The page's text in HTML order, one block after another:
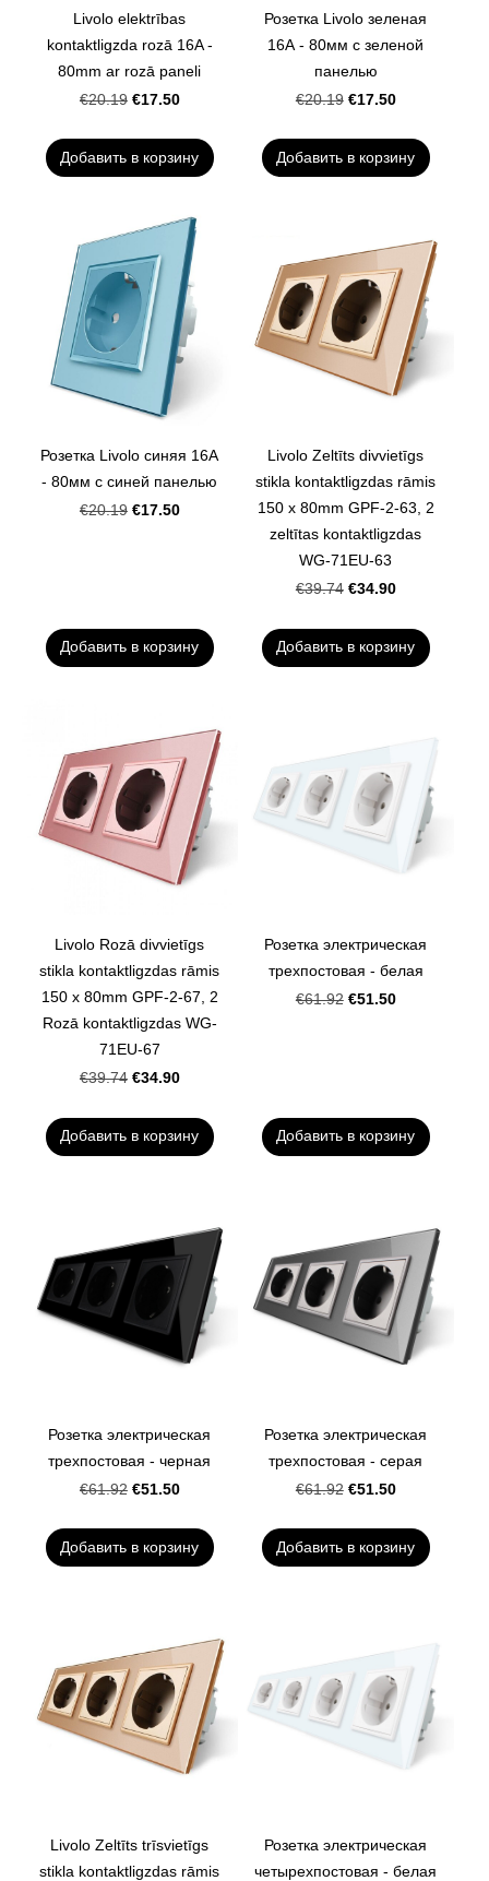
Livolo elektrības
kontaktligzda rozā 16A -
80mm ar rozā paneli
€20.19 €17.50
Добавить в корзину
Розетка Livolo зеленая
16А - 80мм с зеленой
панелью
€20.19 €17.50
Добавить в корзину
Розетка Livolo синяя 16А
- 80мм с синей панелью
€20.19 €17.50
Добавить в корзину
Livolo Zeltīts divvietīgs
stikla kontaktligzdas rāmis
150 x 80mm GPF-2-63, 2
zeltītas kontaktligzdas
WG-71EU-63
€39.74 €34.90
Добавить в корзину
Livolo Rozā divvietīgs
stikla kontaktligzdas rāmis
150 x 80mm GPF-2-67, 2
Rozā kontaktligzdas WG-
71EU-67
€39.74 €34.90
Добавить в корзину
Розетка электрическая
трехпостовая - белая
€61.92 €51.50
Добавить в корзину
Розетка электрическая
трехпостовая - черная
€61.92 €51.50
Добавить в корзину
Розетка электрическая
трехпостовая - серая
€61.92 €51.50
Добавить в корзину
Livolo Zeltīts trīsvietīgs
stikla kontaktligzdas rāmis
Розетка электрическая
четырехпостовая - белая